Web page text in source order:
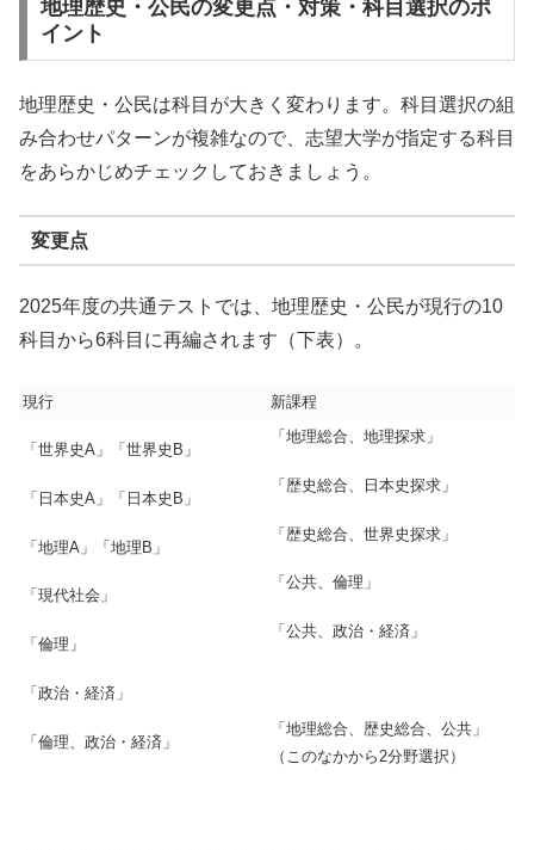
地理歴史・公民の変更点・対策・科目選択のポ
イント
地理歴史・公民は科目が大きく変わります。科目選択の組
み合わせパターンが複雑なので、志望大学が指定する科目
をあらかじめチェックしておきましょう。
変更点
2025年度の共通テストでは、地理歴史・公民が現行の10
科目から6科目に再編されます（下表）。
現行 新課程
「世界史A」「世界史B」
「日本史A」「日本史B」
「地理A」「地理B」
「現代社会」
「倫理」
「政治・経済」
「倫理、政治・経済」
「地理総合、地理探求」
「歴史総合、日本史探求」
「歴史総合、世界史探求」
「公共、倫理」
「公共、政治・経済」
「地理総合、歴史総合、公共」
（このなかから2分野選択）